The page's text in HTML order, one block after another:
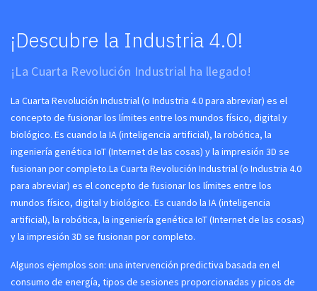
¡Descubre la Industria 4.0!
¡La Cuarta Revolución Industrial ha llegado!
La Cuarta Revolución Industrial (o Industria 4.0 para abreviar) es el
concepto de fusionar los límites entre los mundos físico, digital y
biológico. Es cuando la IA (inteligencia artificial), la robótica, la
ingeniería genética IoT (Internet de las cosas) y la impresión 3D se
fusionan por completo.La Cuarta Revolución Industrial (o Industria 4.0
para abreviar) es el concepto de fusionar los límites entre los
mundos físico, digital y biológico. Es cuando la IA (inteligencia
artificial), la robótica, la ingeniería genética IoT (Internet de las cosas)
y la impresión 3D se fusionan por completo.
Algunos ejemplos son: una intervención predictiva basada en el
consumo de energía, tipos de sesiones proporcionadas y picos de